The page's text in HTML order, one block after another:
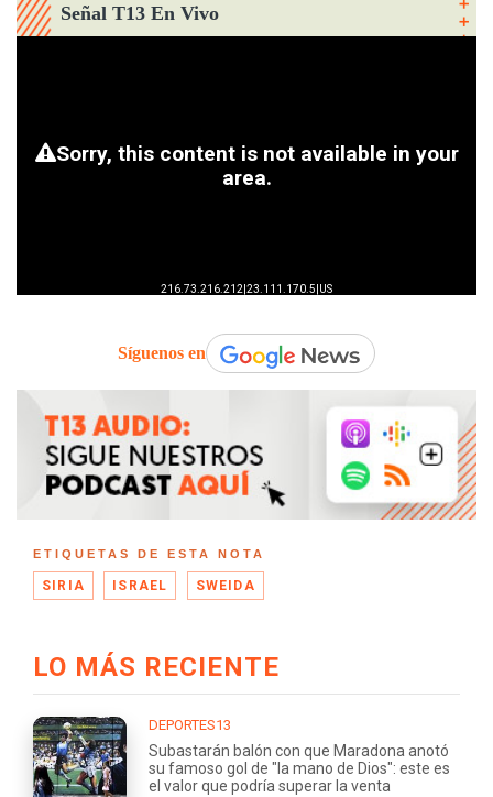
Señal T13 En Vivo
Síguenos en
ETIQUETAS DE ESTA NOTA
SIRIA ISRAEL SWEIDA
LO MÁS RECIENTE
DEPORTES13
Subastarán balón con que Maradona anotó
su famoso gol de "la mano de Dios": este es
el valor que podría superar la venta